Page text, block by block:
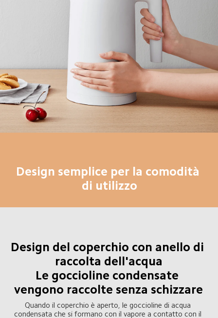
Design semplice per la comodità
di utilizzo
Design del coperchio con anello di
raccolta dell'acqua
Le goccioline condensate
vengono raccolte senza schizzare
Quando il coperchio è aperto, le goccioline di acqua
condensata che si formano con il vapore a contatto con il